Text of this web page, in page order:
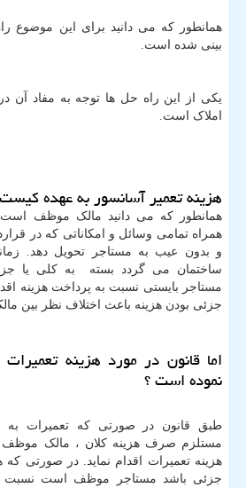
همانطور که می دانید برای این موضوع
بینی شده است.
یکی از این راه حل ها توجه به مفاد آن در
املاک است.
هزینه تعمیر آسانسور به عهده
همانطور که می دانید مالک موظف است
همراه تمامی وسائل و امکاناتی که در
و بدون عیب به مستاجر تحویل دهد.
ساختمان می گردد بسته به کلی یا
مستاجر بایستی نسبت به پرداخت هزینه
جزئی بودن هزینه باعث اختلاف نظر بین
اما قانون در مورد هزینه
نموده است ؟
طبق قانون در صورتی که تعمیرات
مستلزم صرف هزینه کلان ، مالک
هزینه تعمیرات اقدام نماید. در صورتی
جزئی باشد مستاجر موظف است نسبت